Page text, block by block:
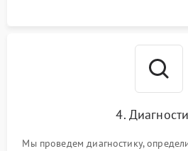
4.
Мы проведем диагностику,